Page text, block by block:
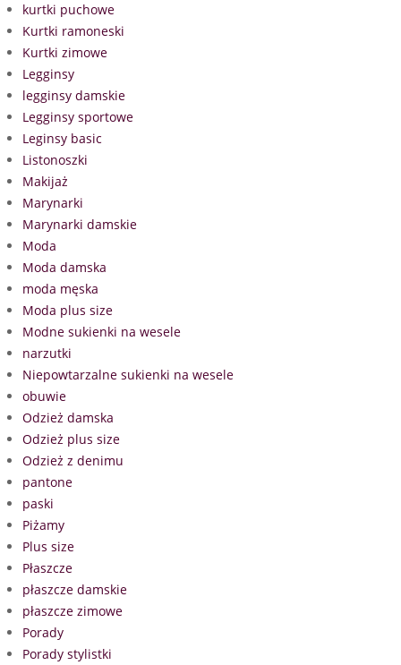
kurtki puchowe
Kurtki ramoneski
Kurtki zimowe
Legginsy
legginsy damskie
Legginsy sportowe
Leginsy basic
Listonoszki
Makijaż
Marynarki
Marynarki damskie
Moda
Moda damska
moda męska
Moda plus size
Modne sukienki na wesele
narzutki
Niepowtarzalne sukienki na wesele
obuwie
Odzież damska
Odzież plus size
Odzież z denimu
pantone
paski
Piżamy
Plus size
Płaszcze
płaszcze damskie
płaszcze zimowe
Porady
Porady stylistki